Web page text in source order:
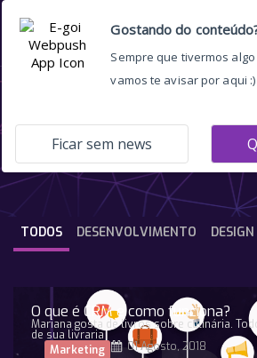
Marketing e
DESENVOLVIMENTO DESIGN
TODOS
O que é CRM e como funciona?
Mariana gosta de livros sobre culinária.
de sua livraria
Marketing
01 Agosto, 2018